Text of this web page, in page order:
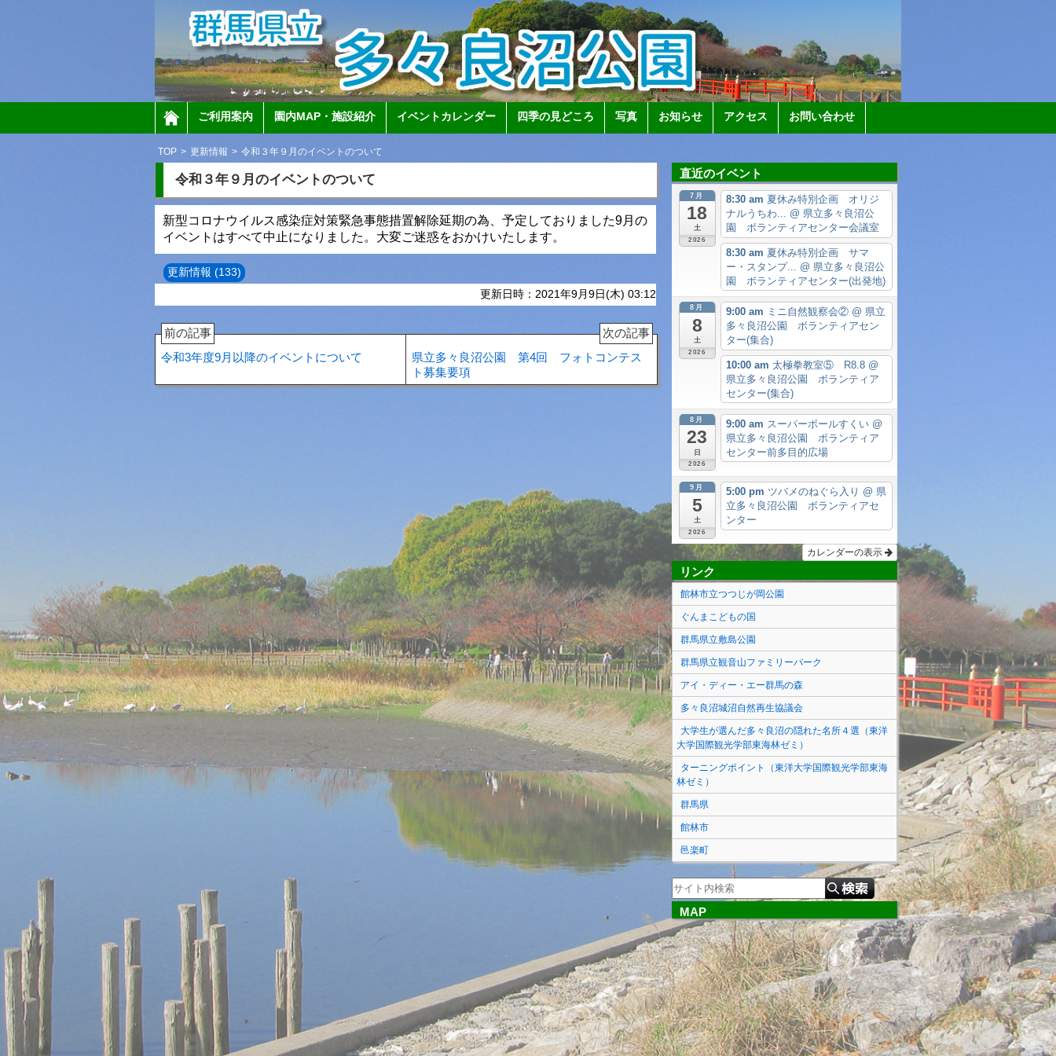
ご利用案内 園内MAP・施設紹介 イベントカレンダー 四季の見どころ 写真 お知らせ アクセス お問い合わせ
TOP > 更新情報 > 令和３年９月のイベントのついて
令和３年９月のイベントのついて
新型コロナウイルス感染症対策緊急事態措置解除延期の為、予定しておりました9月の
イベントはすべて中止になりました。大変ご迷惑をおかけいたします。
更新情報 (133)
更新日時：2021年9月9日(木) 03:12
前の記事
令和3年度9月以降のイベントについて
次の記事
県立多々良沼公園 第4回 フォトコンテス
ト募集要項
直近のイベント
7月
18
土
2026
8:30 am 夏休み特別企画 オリジ
ナルうちわ... @ 県立多々良沼公
園 ボランティアセンター会議室
8:30 am 夏休み特別企画 サマ
ー・スタンプ... @ 県立多々良沼公
園 ボランティアセンター(出発地)
8月
8
土
2026
9:00 am ミニ自然観察会② @ 県立
多々良沼公園 ボランティアセン
ター(集合)
10:00 am 太極拳教室⑤ R8.8 @
県立多々良沼公園 ボランティア
センター(集合)
8月
23
日
2026
9:00 am スーパーボールすくい @
県立多々良沼公園 ボランティア
センター前多目的広場
9月
5
土
2026
5:00 pm ツバメのねぐら入り @ 県
立多々良沼公園 ボランティアセ
ンター
カレンダーの表示
リンク
館林市立つつじが岡公園
ぐんまこどもの国
群馬県立敷島公園
群馬県立観音山ファミリーパーク
アイ・ディー・エー群馬の森
多々良沼城沼自然再生協議会
大学生が選んだ多々良沼の隠れた名所４選（東洋
大学国際観光学部東海林ゼミ）
ターニングポイント（東洋大学国際観光学部東海
林ゼミ）
群馬県
館林市
邑楽町
MAP